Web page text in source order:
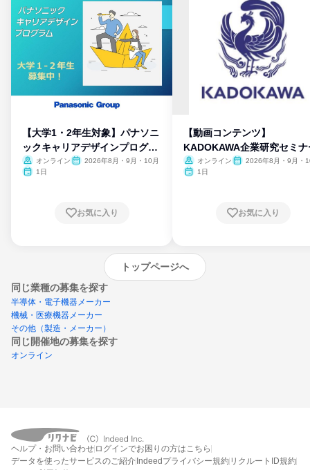
【大学1・2年生対象】パナソニ
ックキャリアデザインプログラ
ム
オンライン
2026年8月・9月・10月
1日
お気に入り
【動画コンテンツ】
KADOKAWA企業研究セミナ
オンライン
2026年8月・9月・
1日
お気に入り
トップページへ
同じ業種の募集を探す
半導体・電子機器メーカー
機械・医療機器メーカー
その他（製造・メーカー）
同じ開催地の募集を探す
オンライン
エントリーするとプログラムの詳細案内を
受け取れるようになります
ヘルプ・お問い合わせ ログインでお困りの方はこちら
データを使ったサービスのご紹介 Indeedプライバシー規約 リクルートID規約